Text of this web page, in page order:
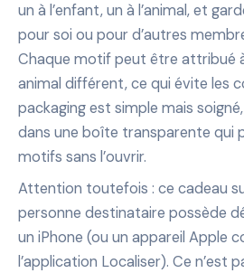
un à l’enfant, un à l’animal, et
pour soi ou pour d’autres
Chaque motif peut être attribué
animal différent, ce qui évite les
packaging est simple mais
dans une boîte transparente qui
motifs sans l’ouvrir.
Attention toutefois : ce cadeau
personne destinataire possède
un iPhone (ou un appareil Apple
l’application Localiser). Ce n’est